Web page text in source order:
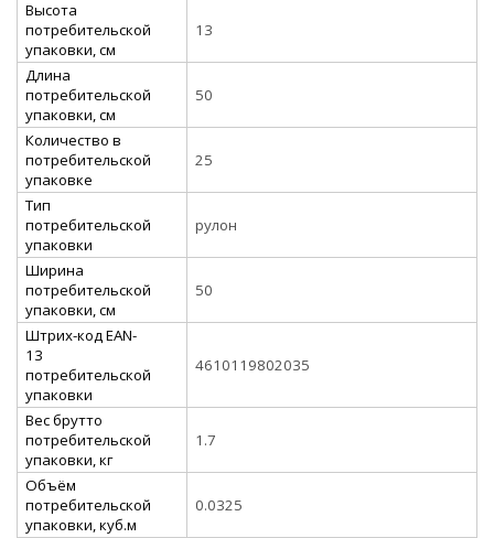
Высота
потребительской
упаковки, см
13
Длина
потребительской
упаковки, см
50
Количество в
потребительской
упаковке
25
Тип
потребительской
упаковки
рулон
Ширина
потребительской
упаковки, см
50
Штрих-код EAN-
13
потребительской
упаковки
4610119802035
Вес брутто
потребительской
упаковки, кг
1.7
Объём
потребительской
упаковки, куб.м
0.0325